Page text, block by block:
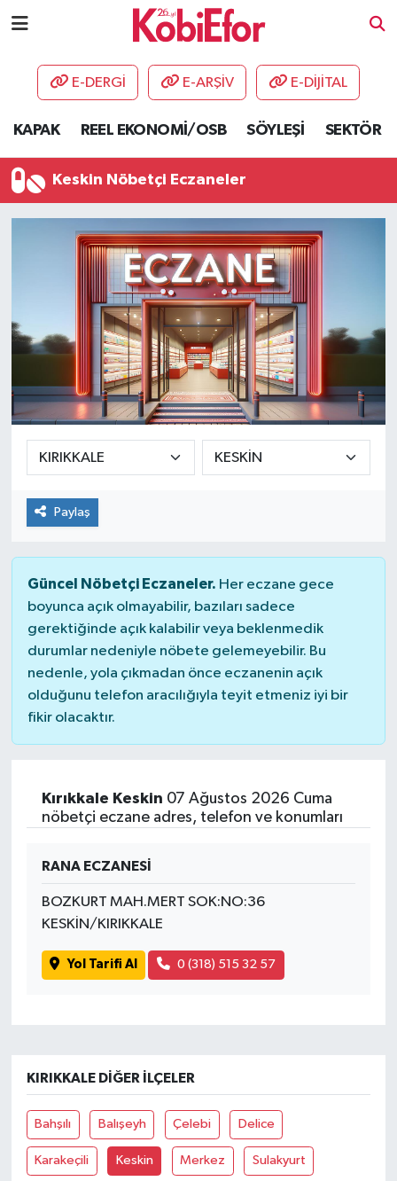
E-DERGİ E-ARŞİV E-DİJİTAL
KAPAK REEL EKONOMİ/OSB SÖYLEŞİ SEKTÖR
Keskin Nöbetçi Eczaneler
Paylaş
Güncel Nöbetçi Eczaneler. Her eczane gece
boyunca açık olmayabilir, bazıları sadece
gerektiğinde açık kalabilir veya beklenmedik
durumlar nedeniyle nöbete gelemeyebilir. Bu
nedenle, yola çıkmadan önce eczanenin açık
olduğunu telefon aracılığıyla teyit etmeniz iyi bir
fikir olacaktır.
Kırıkkale Keskin 07 Ağustos 2026 Cuma
nöbetçi eczane adres, telefon ve konumları
RANA ECZANESİ
BOZKURT MAH.MERT SOK:NO:36
KESKİN/KIRIKKALE
Yol Tarifi Al 0 (318) 515 32 57
KIRIKKALE DIĞER İLÇELER
Bahşılı Balışeyh Çelebi Delice
Karakeçili Keskin Merkez Sulakyurt
AKADEMİ
DESTEK-TEŞVİK
ETKİNLİK
GÜNCEL
HABERLER
KAPAK
OSB
SEKTÖR
ŞİRKET PANO
SÖYLEŞİ
YAŞAM